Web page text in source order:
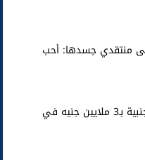
منتقدي جسدها: أحب
ضبط عملات أجنبية بـ3 ملايين جنيه في